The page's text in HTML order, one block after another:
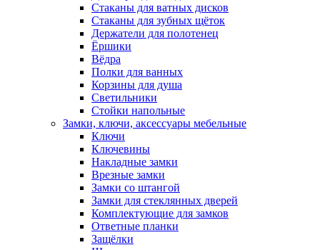
Стаканы для ватных дисков
Стаканы для зубных щёток
Держатели для полотенец
Ёршики
Вёдра
Полки для ванных
Корзины для душа
Светильники
Стойки напольные
Замки, ключи, аксессуары мебельные
Ключи
Ключевины
Накладные замки
Врезные замки
Замки со штангой
Замки для стеклянных дверей
Комплектующие для замков
Ответные планки
Защёлки